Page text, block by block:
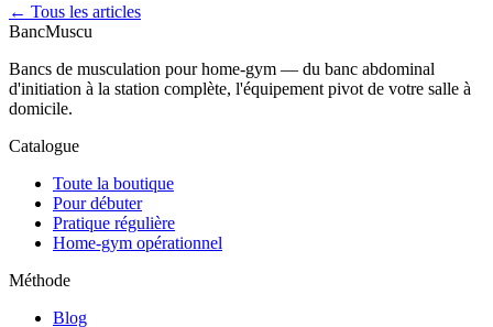
← Tous les articles
BancMuscu
Bancs de musculation pour home-gym — du banc abdominal
d'initiation à la station complète, l'équipement pivot de votre salle à
domicile.
Catalogue
Toute la boutique
Pour débuter
Pratique régulière
Home-gym opérationnel
Méthode
Blog